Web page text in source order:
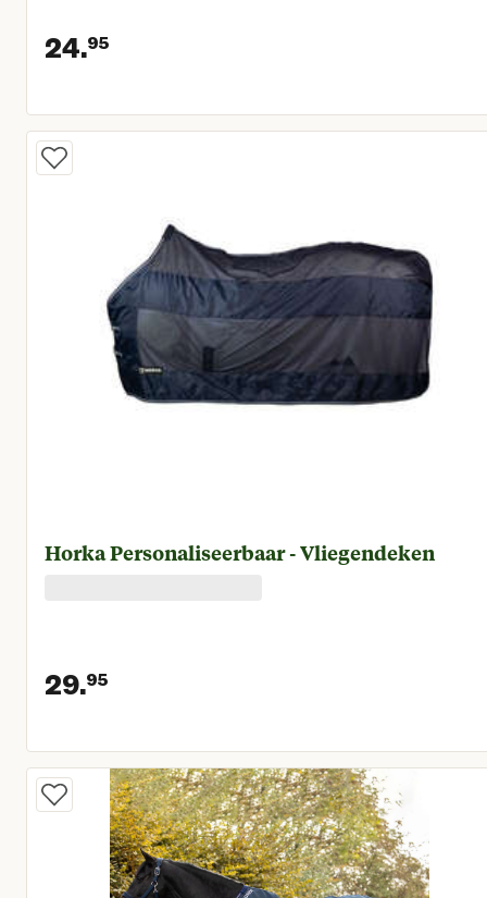
24.95
Huidige prijs € 24,95
Horka Personaliseerbaar - Vliegendeken
29.95
Huidige prijs € 29,95